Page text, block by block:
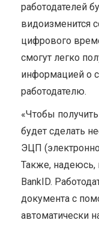
работодателей
видоизменится
цифрового
смогут легко
информацией о
работодателю.
«Чтобы
будет сделать
ЭЦП
Также, надеюсь,
BankID.
документа с
автоматически